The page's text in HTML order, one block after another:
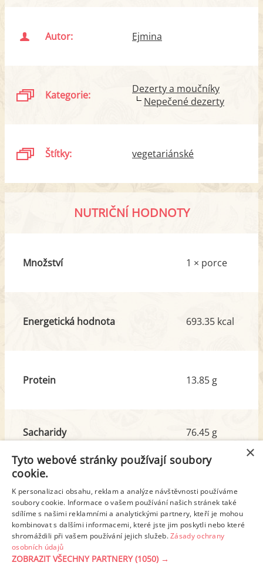
Autor: Ejmina
Kategorie:
Dezerty a moučníky
Nepečené dezerty
Štítky: vegetariánské
NUTRIČNÍ HODNOTY
Množství 1 × porce
Energetická hodnota 693.35 kcal
Protein 13.85 g
Sacharidy
z toho cukr
76.45 g
64.55 g
Tuk
z toho nas. mastné kyseliny
38.03 g
21.12 g
Detailní rozpis
×
Tyto webové stránky používají soubory
cookie.
K personalizaci obsahu, reklam a analýze návštěvnosti používáme
soubory cookie. Informace o vašem používání našich stránek také
sdílíme s našimi reklamními a analytickými partnery, kteří je mohou
kombinovat s dalšími informacemi, které jste jim poskytli nebo které
shromáždili při vašem používání jejich služeb.Zásady ochrany
osobních údajů
ZOBRAZIT VŠECHNY PARTNERY(1050) →